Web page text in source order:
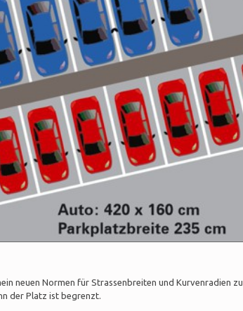
neuen Normen für Strassenbreiten und Kurvenradien zu
der Platz ist begrenzt.